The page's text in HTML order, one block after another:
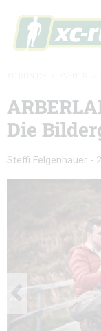
Die
Steffi Felgenhauer -